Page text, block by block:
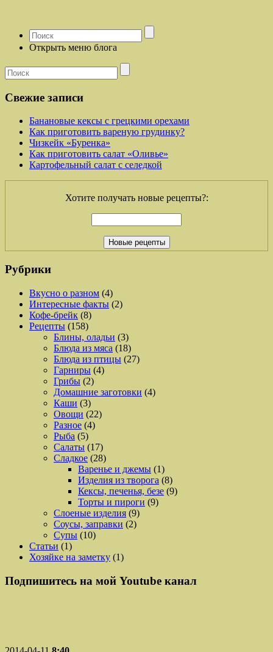
Открыть меню блога
Свежие записи
Банановые кексы с грецкими орехами
Как приготовить вареную грудинку?
Чизкейк «Буренка»
Как приготовить салат «Оливье»
Картофельный салат с селедкой
Хотите получать новые рецепты?:
Рубрики
Вкусно о разном (4)
Интересные факты (2)
Кофе-брейк (8)
Рецепты (158)
Блины, оладьи (3)
Блюда из мяса (18)
Блюда из птицы (27)
Гарниры (4)
Грибы (2)
Домашние заготовки (4)
Каши (3)
Овощи (22)
Разное (4)
Рыба (5)
Салаты (17)
Сладкое (28)
Варенье и джемы (1)
Изделия из творога (8)
Кексы, печенья, безе (9)
Торты и пироги (9)
Слоеные изделия (9)
Соусы, заправки (2)
Супы (10)
Статьи (1)
Хозяйке на заметку (1)
Подпишитесь на мой Youtube канал